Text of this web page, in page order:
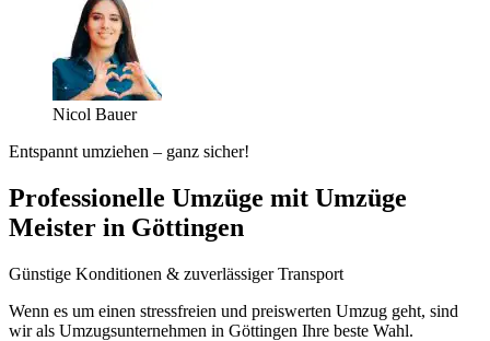
Nicol Bauer
Entspannt umziehen – ganz sicher!
Professionelle Umzüge mit Umzüge
Meister in Göttingen
Günstige Konditionen & zuverlässiger Transport
Wenn es um einen stressfreien und preiswerten Umzug geht, sind
wir als Umzugsunternehmen in Göttingen Ihre beste Wahl.